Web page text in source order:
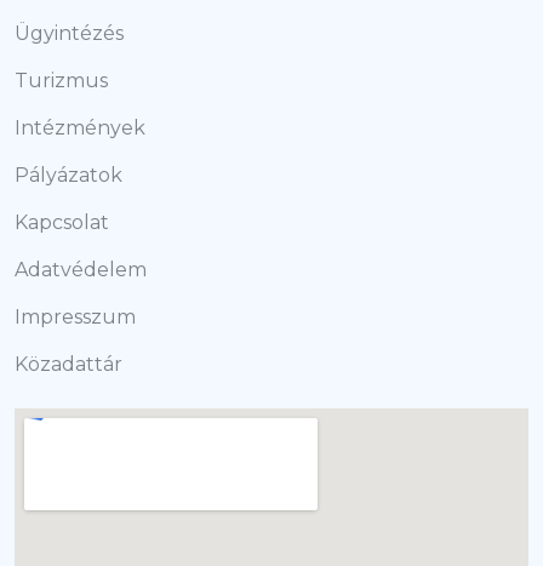
Ügyintézés
Turizmus
Intézmények
Pályázatok
Kapcsolat
Adatvédelem
Impresszum
Közadattár